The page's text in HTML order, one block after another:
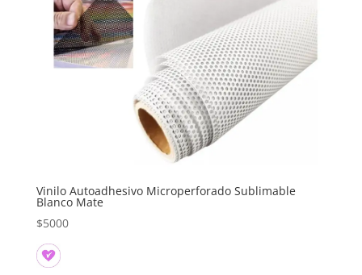
Vinilo Autoadhesivo Microperforado Sublimable
Blanco Mate
$5000